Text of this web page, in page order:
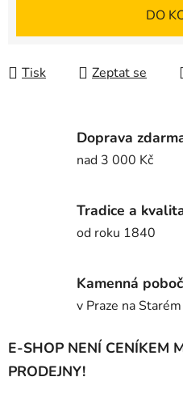
DO
Tisk Zeptat se
Doprava
nad 3 000 Kč
Tradice a
od roku 1840
Kamenná
v Praze na
E-SHOP NENÍ CENÍKEM
PRODEJNY!